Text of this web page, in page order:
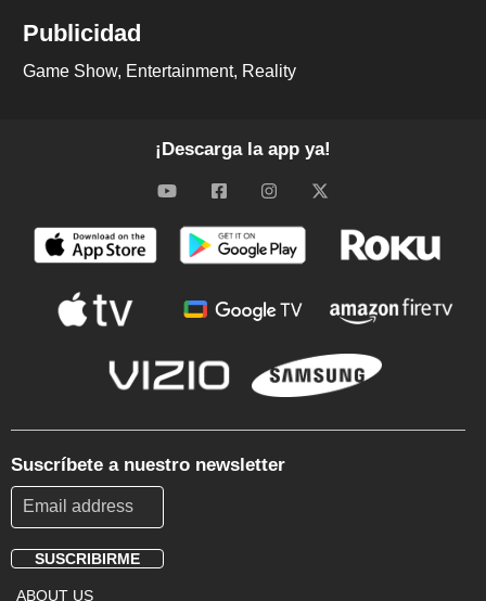
Publicidad
Game Show Entertainment Reality
¡Descarga la app ya!
Suscríbete a nuestro newsletter
SUSCRIBIRME
ABOUT US